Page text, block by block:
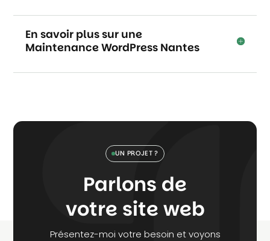
En savoir plus sur une
Maintenance WordPress Nantes
UN PROJET ?
Parlons de
votre site web
Présentez-moi votre besoin et voyons